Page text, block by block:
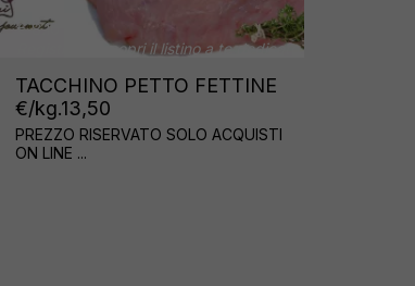
SVIZZERE DI POLLO
TACCHINO €/kg. 14.98
€ 16.50
PREZZO RISERVATO SOLO ACQUISTI
ON LINE ...